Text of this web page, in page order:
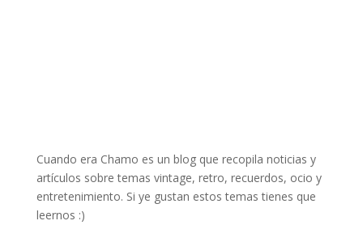
Cuando era Chamo es un blog que recopila noticias y
artículos sobre temas vintage, retro, recuerdos, ocio y
entretenimiento. Si ye gustan estos temas tienes que
leernos :)